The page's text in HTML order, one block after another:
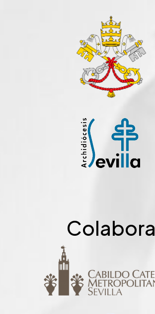
Colabora